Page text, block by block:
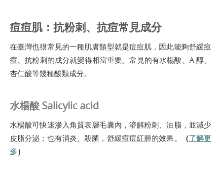
痘痘肌：抗粉刺、抗痘常見成分
在臺灣也很常見的一種肌膚類型就是痘痘肌，因此能夠舒緩痘
痘、抗粉刺的成分就變得相當重要。常見的有水楊酸、A 醇、
杏仁酸等幾種酸類成分。
水楊酸 Salicylic acid
水楊酸可快速滲入角質表層毛囊內，溶解粉刺、油脂，並減少
皮脂分泌；也有消炎、殺菌，舒緩痘痘紅腫的效果。
（了解更
多）